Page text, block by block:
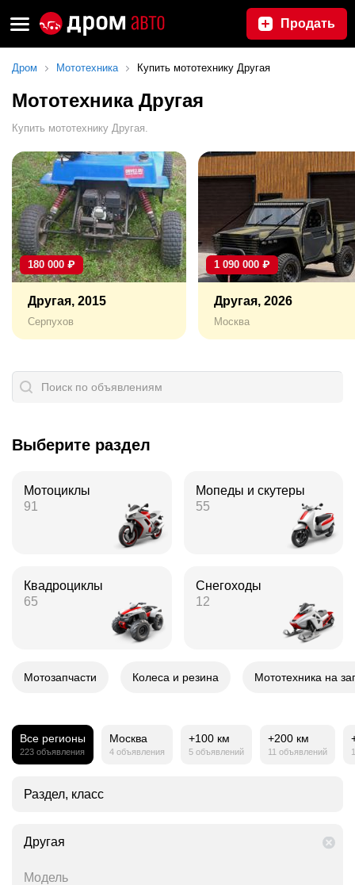
Продать
Дром Мототехника Купить мототехнику Другая
Мототехника Другая
Купить мототехнику Другая.
180 000 ₽
Другая, 2015
Серпухов
1 090 000 ₽
Другая, 2026
Москва
Выберите раздел
Мотоциклы
91
Мопеды и скутеры
55
Квадроциклы
65
Снегоходы
12
Мотозапчасти Колеса и резина Мототехника на
Все регионы
223 объявления
Москва
4 объявления
+100 км
5 объявлений
+200 км
11 объявлений
Раздел, класс
Другая
Модель